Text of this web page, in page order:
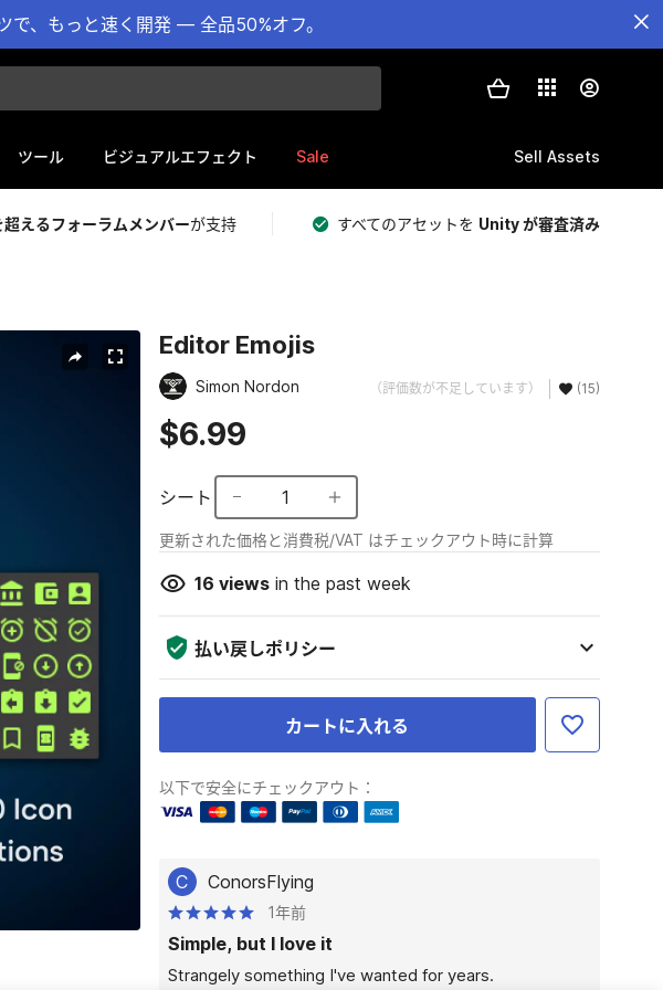
で、もっと速く開発 — 全品50%オフ。
ツール ビジュアルエフェクト Sale Sell Assets
えるフォーラムメンバーが支持 すべてのアセットを Unity が審査済み
Editor Emojis
Simon Nordon （評価数が不足しています） (15)
$6.99
シート 1
更新された価格と消費税/VAT はチェックアウト時に計算
16 viewsin the past week
払い戻しポリシー
カートに入れる
以下で安全にチェックアウト：
C ConorsFlying
1年前
Simple, but I love it
Strangely something I've wanted for years.